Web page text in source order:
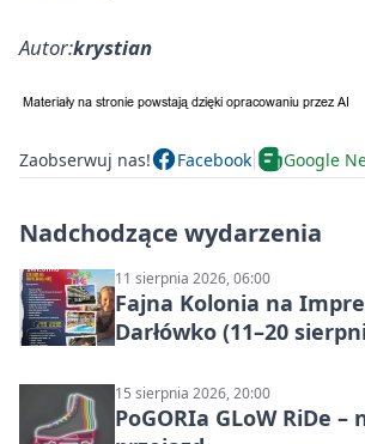
Autor:krystian
Zaobserwuj nas! Facebook Google
Nadchodzące wydarzenia
11 sierpnia 2026, 06:00
Fajna Kolonia na
Darłówko (11–20
15 sierpnia 2026, 20:00
PoGORIa GLoW RiDe –